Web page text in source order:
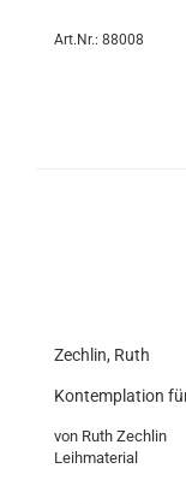
Art.Nr.: 88008
Zechlin, Ruth
Kontemplation
von Ruth Zechlin
Leihmaterial